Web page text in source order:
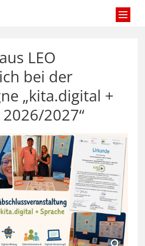
LEO
bei der
„kita.digital +
2027“